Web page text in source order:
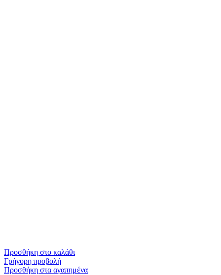
Προσθήκη στο καλάθι
Γρήγορη προβολή
Προσθήκη στα αγαπημένα